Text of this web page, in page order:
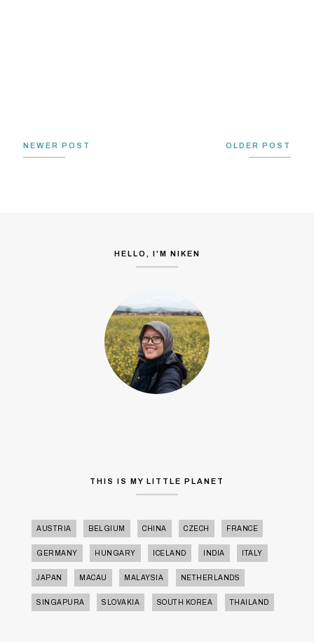
NEWER POST OLDER POST
HELLO, I'M NIKEN
THIS IS MY LITTLE PLANET
AUSTRIA BELGIUM CHINA CZECH FRANCE
GERMANY HUNGARY ICELAND INDIA ITALY
JAPAN MACAU MALAYSIA NETHERLANDS
SINGAPURA SLOVAKIA SOUTH KOREA THAILAND